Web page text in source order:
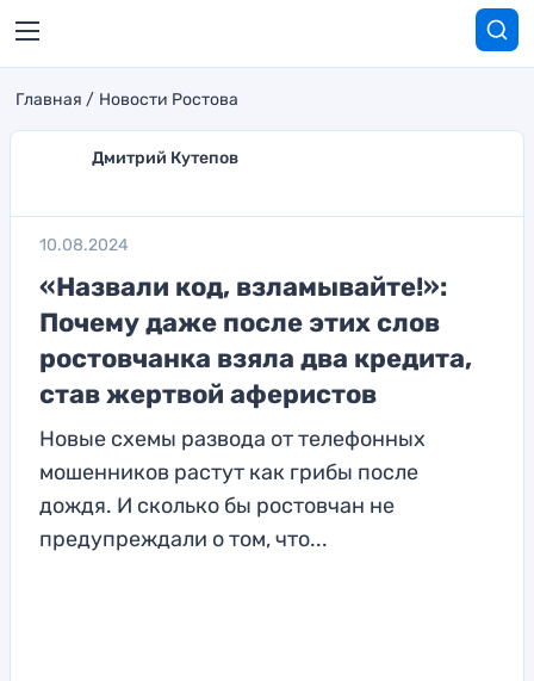
Главная Новости Ростова
Дмитрий Кутепов
10.08.2024
«Назвали код, взламывайте!»:
Почему даже после этих слов
ростовчанка взяла два кредита,
став жертвой аферистов
Новые схемы развода от телефонных
мошенников растут как грибы после
дождя. И сколько бы ростовчан не
предупреждали о том, что...